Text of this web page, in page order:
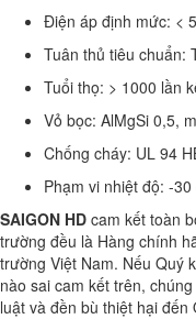
Điện áp định mức: <
Tuân thủ tiêu chuẩn:
Tuổi thọ: > 1000 lần
Vỏ bọc: AlMgSi 0,5,
Chống cháy: UL 94
Phạm vi nhiệt độ: -
SAIGON HD cam kết toàn
trường đều là Hàng chính
trường Việt Nam. Nếu Quý
nào sai cam kết trên,
luật và đền bù thiệt hại đến